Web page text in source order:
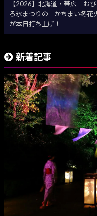
【2026】北海道・帯広｜おび
ろ氷まつりの「かちまい冬花
が本日打ち上げ！
新着記事